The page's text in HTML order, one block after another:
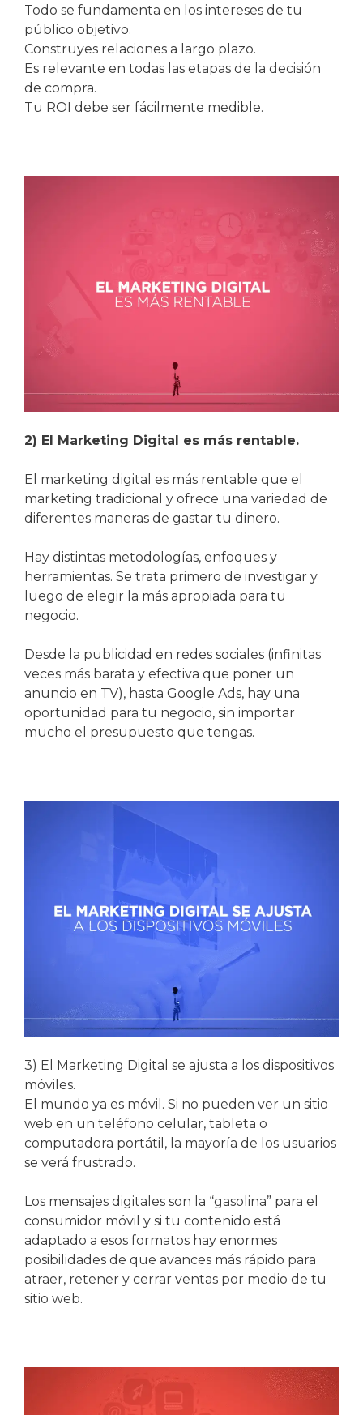
Todo se fundamenta en los intereses de tu
público objetivo.
Construyes relaciones a largo plazo.
Es relevante en todas las etapas de la decisión
de compra.
Tu ROI debe ser fácilmente medible.
2) El Marketing Digital es más rentable.
El marketing digital es más rentable que el
marketing tradicional y ofrece una variedad de
diferentes maneras de gastar tu dinero.
Hay distintas metodologías, enfoques y
herramientas. Se trata primero de investigar y
luego de elegir la más apropiada para tu
negocio.
Desde la publicidad en redes sociales (infinitas
veces más barata y efectiva que poner un
anuncio en TV), hasta Google Ads, hay una
oportunidad para tu negocio, sin importar
mucho el presupuesto que tengas.
3) El Marketing Digital se ajusta a los dispositivos
móviles.
El mundo ya es móvil. Si no pueden ver un sitio
web en un teléfono celular, tableta o
computadora portátil, la mayoría de los usuarios
se verá frustrado.
Los mensajes digitales son la “gasolina” para el
consumidor móvil y si tu contenido está
adaptado a esos formatos hay enormes
posibilidades de que avances más rápido para
atraer, retener y cerrar ventas por medio de tu
sitio web.